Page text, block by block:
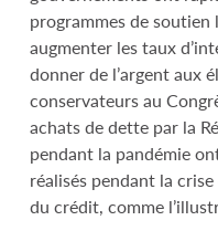
programmes de
augmenter les taux
donner de l’argent aux
conservateurs au
achats de dette par la
pendant la pandémie
réalisés pendant la
du crédit, comme